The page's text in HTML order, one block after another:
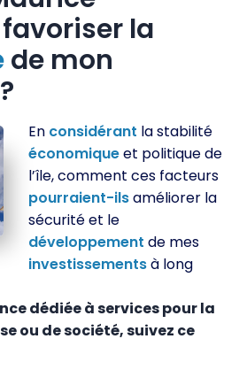
favoriser la
de mon
?
En considérant la stabilité
économiqueet politique de
l’île, comment ces facteurs
pourraient-ilsaméliorer la
sécurité et le
développement de mes
investissementsà long
dédiée à services pour la
ou de société, suivez ce